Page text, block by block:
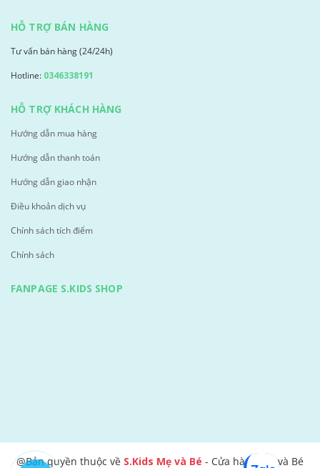
HỖ TRỢ BÁN HÀNG
Tư vấn bán hàng (24/24h)
Hotline: 0346338191
HỖ TRỢ KHÁCH HÀNG
Hướng dẫn mua hàng
Hướng dẫn thanh toán
Hướng dẫn giao nhận
Điều khoản dịch vụ
Chính sách tích điểm
Chính sách
FANPAGE S.KIDS SHOP
@Bản quyền thuộc về S.Kids Mẹ và Bé - Cửa hàng Mẹ và Bé